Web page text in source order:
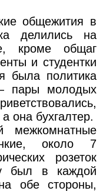
общежития в
делились на
кроме общаг
и студентки
была политика
пары молодых
она бухгалтер.
около 7
розеток
был в каждой
обе стороны,